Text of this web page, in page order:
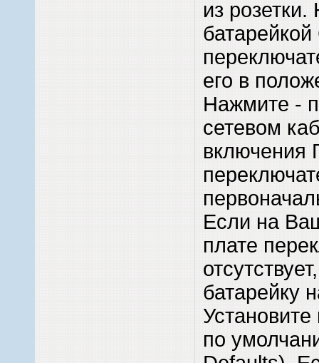
из
его в
Нажмите -
сетевом
включения
Если на
плате
батарейку
по